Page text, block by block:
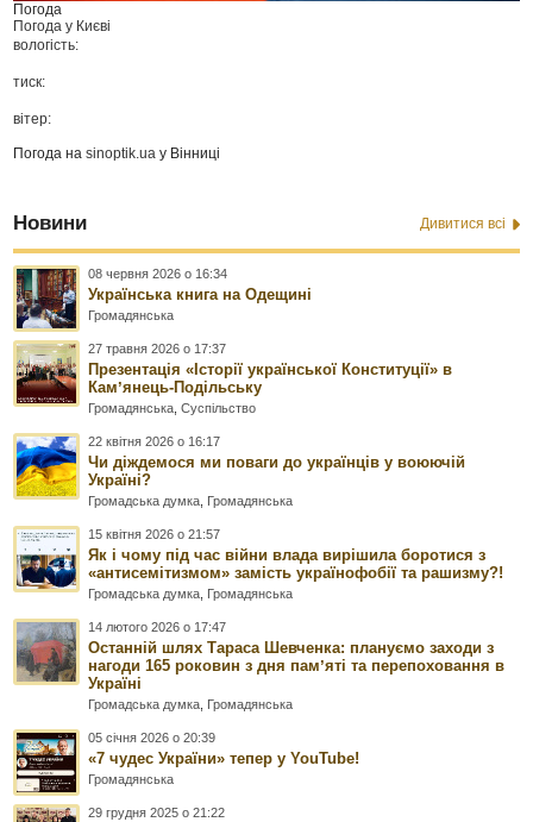
Погода
Погода у Києві
вологість:
тиск:
вітер:
Погода наsinoptik.ua у Вінниці
Новини Дивитися всі
08 червня 2026 о 16:34
Українська книга на Одещині
Громадянська
27 травня 2026 о 17:37
Презентація «Історії української Конституції» в
Камʼянець-Подільську
Громадянська ,Суспільство
22 квітня 2026 о 16:17
Чи діждемося ми поваги до українців у воюючій
Україні?
Громадська думка Громадянська
15 квітня 2026 о 21:57
Як і чому під час війни влада вирішила боротися з
«антисемітизмом» замість українофобії та рашизму?!
Громадська думка Громадянська
14 лютого 2026 о 17:47
Останній шлях Тараса Шевченка: плануємо заходи з
нагоди 165 роковин з дня памʼяті та перепоховання в
Україні
Громадська думка Громадянська
05 січня 2026 о 20:39
«7 чудес України» тепер у YouTube!
Громадянська
29 грудня 2025 о 21:22